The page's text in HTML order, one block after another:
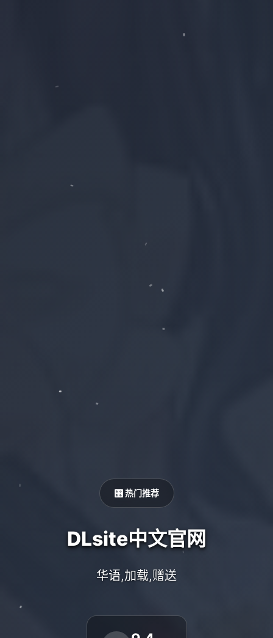
🎛️ 热门推荐
DLsite中文官网
华语,加载,赠送